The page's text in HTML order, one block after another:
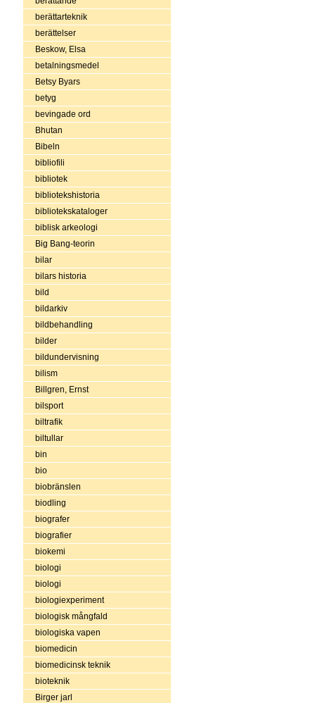
berättarteknik
berättelser
Beskow, Elsa
betalningsmedel
Betsy Byars
betyg
bevingade ord
Bhutan
Bibeln
bibliofili
bibliotek
bibliotekshistoria
bibliotekskataloger
biblisk arkeologi
Big Bang-teorin
bilar
bilars historia
bild
bildarkiv
bildbehandling
bilder
bildundervisning
bilism
Billgren, Ernst
bilsport
biltrafik
biltullar
bin
bio
biobränslen
biodling
biografer
biografier
biokemi
biologi
biologi
biologiexperiment
biologisk mångfald
biologiska vapen
biomedicin
biomedicinsk teknik
bioteknik
Birger jarl